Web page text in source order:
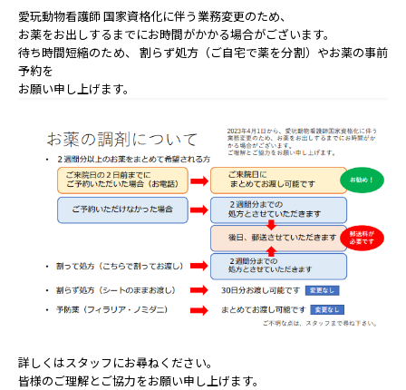
愛玩動物看護師 国家資格化に伴う業務変更のため、
お薬をお出しするまでにお時間がかかる場合がございます。
待ち時間短縮のため、 割らず処⽅（ご⾃宅で薬を分割）やお薬の事前
予約を
お願い申し上げます。
詳しくはスタッフにお尋ねください。
皆様のご理解とご協⼒をお願い申し上げます。